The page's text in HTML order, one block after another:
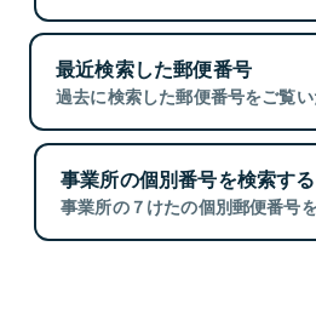
最近検索した郵便番号
過去に検索した郵便番号をご覧い
事業所の個別番号を検索する
事業所の７けたの個別郵便番号